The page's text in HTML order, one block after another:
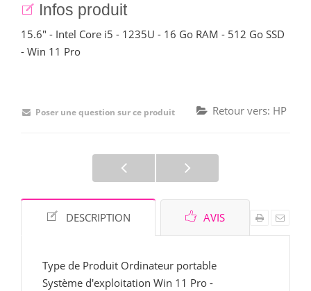
Infos produit
15.6" - Intel Core i5 - 1235U - 16 Go RAM - 512 Go SSD
- Win 11 Pro
Poser une question sur ce produit Retour vers: HP
DESCRIPTION AVIS
Type de Produit Ordinateur portable
Système d'exploitation Win 11 Pro -